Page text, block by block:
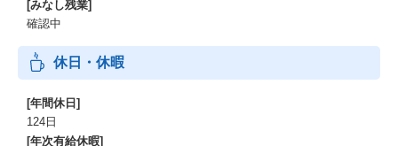
[みなし残業]
確認中
休日・休暇
[年間休日]
124日
[年次有給休暇]